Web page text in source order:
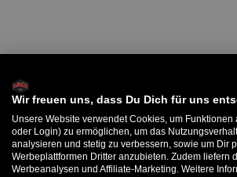
Wir freuen uns, dass Du Dich für uns
Unsere Website verwendet Cookies, um
oder Login) zu ermöglichen, um das
analysieren und stetig zu verbessern, sowie um Dir
Werbeplattformen Dritter anzubieten. Zudem liefern
Werbeanalysen und Affiliate-Marketing. Weitere